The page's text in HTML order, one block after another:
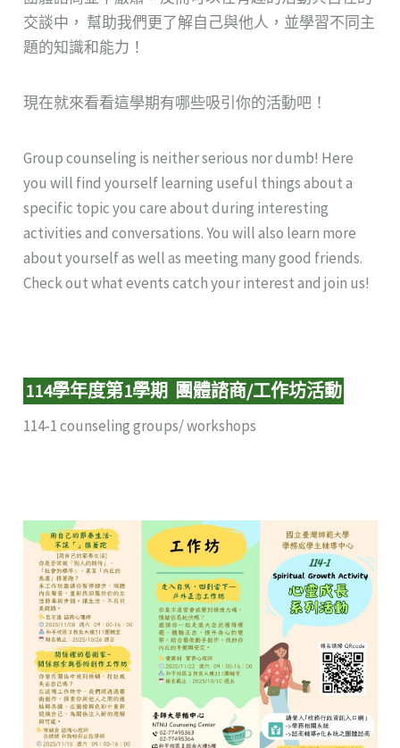
交談中， 幫助我們更了解自己與他人，並學習不同主
題的知識和能力！
現在就來看看這學期有哪些吸引你的活動吧！
Group counseling is neither serious nor dumb! Here
you will find yourself learning useful things about a
specific topic you care about during interesting
activities and conversations. You will also learn more
about yourself as well as meeting many good friends.
Check out what events catch your interest and join us!
114學年度第1學期 團體諮商/工作坊活動
114-1 counseling groups/ workshops